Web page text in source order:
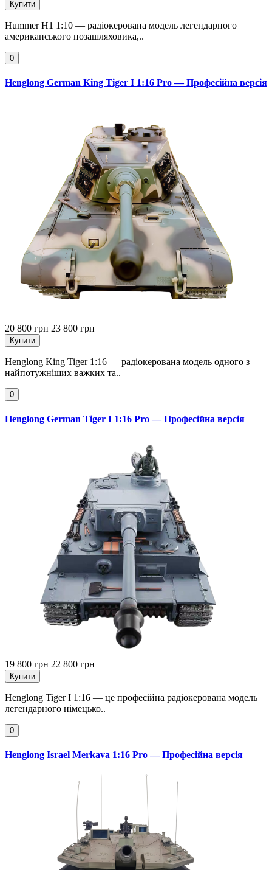
Купити
Hummer H1 1:10 — радіокерована модель легендарного
американського позашляховика,..
0
Henglong German King Tiger I 1:16 Pro — Професійна версія
20 800 грн 23 800 грн
Купити
Henglong King Tiger 1:16 — радіокерована модель одного з
найпотужніших важких та..
0
Henglong German Tiger I 1:16 Pro — Професійна версія
19 800 грн 22 800 грн
Купити
Henglong Tiger I 1:16 — це професійна радіокерована модель
легендарного німецько..
0
Henglong Israel Merkava 1:16 Pro — Професійна версія